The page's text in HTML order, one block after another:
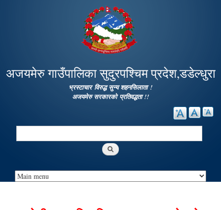
main
content
अजयमेरु गाउँपालिका सुदुरपश्चिम प्रदेश,डडेल्धुरा
भ्रस्टाचार विरुद्ध सुन्य शहनसिलाता !
अजयमेरु सरकारको प्रतिवद्धता !!
Search